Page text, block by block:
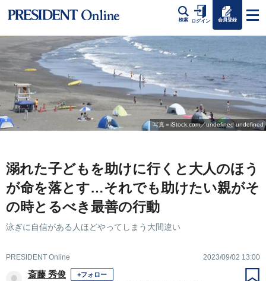
検索 ログイン 会員登録
写真＝iStock.com／undefined undefined
溺れた子どもを助けに行くと大人のほう
が命を落とす…それでも助けたい親がそ
の時とるべき最善の行動
泳ぎに自信がある人ほどやってしまう大間違い
PRESIDENT Online 2023/09/02 13:00
斎藤 秀俊 +フォロー